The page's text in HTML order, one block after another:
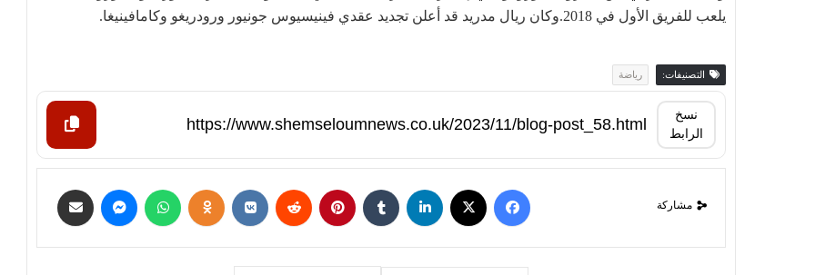
يلعب للفريق الأول في 2018.وكان ريال مدريد قد أعلن تجديد عقدي فينيسيوس جونيور ورودريغو وكامافينيغا.
التصنيفات: رياضة
نسخ
الرابط
مشاركة